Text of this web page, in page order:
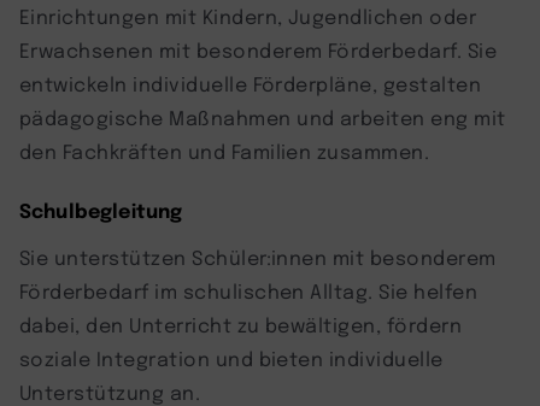
Einrichtungen mit Kindern, Jugendlichen oder
Erwachsenen mit besonderem Förderbedarf. Sie
entwickeln individuelle Förderpläne, gestalten
pädagogische Maßnahmen und arbeiten eng mit
den Fachkräften und Familien zusammen.
Schulbegleitung
Sie unterstützen Schüler:innen mit besonderem
Förderbedarf im schulischen Alltag. Sie helfen
dabei, den Unterricht zu bewältigen, fördern
soziale Integration und bieten individuelle
Unterstützung an.